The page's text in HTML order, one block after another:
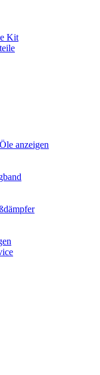
Kit
anzeigen